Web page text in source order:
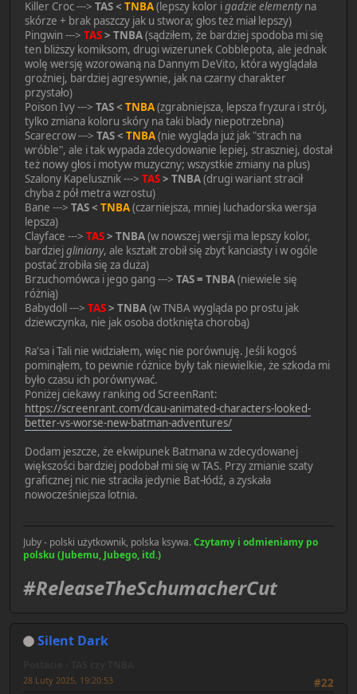
Killer Croc ---> TAS < TNBA(lepszy kolor igadzie elementyna
skórze + brak paszczy jak u stwora; głos też miał lepszy)
Pingwin ---> TAS> TNBA(sądziłem, że bardziej spodoba mi się
ten bliższy komiksom, drugi wizerunek Cobblepota, ale jednak
wolę wersję wzorowaną na Dannym DeVito, która wyglądała
groźniej, bardziej agresywnie, jak na czarny charakter
przystało)
Poison Ivy ---> TAS < TNBA(zgrabniejsza, lepsza fryzura i strój,
tylko zmiana koloru skóry na taki blady niepotrzebna)
Scarecrow ---> TAS < TNBA(nie wygląda już jak "strach na
wróble", ale i tak wypada zdecydowanie lepiej, straszniej, dostał
też nowy głos i motyw muzyczny; wszystkie zmiany na plus)
Szalony Kapelusznik ---> TAS> TNBA(drugi wariant stracił
chyba z pół metra wzrostu)
Bane ---> TAS < TNBA(czarniejsza, mniej luchadorska wersja
lepsza)
Clayface ---> TAS> TNBA(w nowszej wersji ma lepszy kolor,
bardziejgliniany, ale kształt zrobił się zbyt kanciasty i w ogóle
postać zrobiła się za duża)
Brzuchomówca i jego gang ---> TAS = TNBA(niewiele się
różnią)
Babydoll ---> TAS> TNBA(w TNBA wygląda po prostu jak
dziewczynka, nie jak osoba dotknięta chorobą)
Ra'sa i Tali nie widziałem, więc nie porównuję. Jeśli kogoś
pominąłem, to pewnie różnice były tak niewielkie, że szkoda mi
było czasu ich porównywać.
Poniżej ciekawy ranking od ScreenRant:
https://screenrant.com/dcau-animated-characters-looked-
better-vs-worse-new-batman-adventures/
Dodam jeszcze, że ekwipunek Batmana w zdecydowanej
większości bardziej podobał mi się w TAS. Przy zmianie szaty
graficznej nic nie straciła jedynie Bat-łódź, a zyskała
nowocześniejsza lotnia.
Juby - polski użytkownik, polska ksywa.Czytamy i odmieniamy po
polsku (Jubemu, Jubego, itd.)
#ReleaseTheSchumacherCut
Silent Dark
#22
28 Luty 2025, 19:20:53